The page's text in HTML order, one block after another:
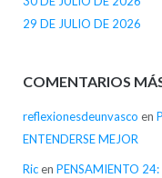
29 DE JULIO DE 2026
COMENTARIOS
reflexionesdeunvasco en
ENTENDERSE MEJOR
Ricen PENSAMIENTO 24: